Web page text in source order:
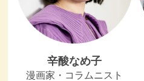
辛酸なめ子
漫画家・コラムニスト